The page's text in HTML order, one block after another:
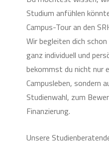
Studium anfühlen
Campus-Tour an den
Wir begleiten dich
ganz individuell und
bekommst du nicht nur
Campusleben, sondern
Studienwahl, zum
Finanzierung.
Unsere